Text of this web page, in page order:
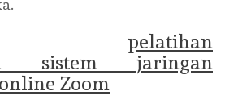
pelatihan
sistem jaringan
Zoom